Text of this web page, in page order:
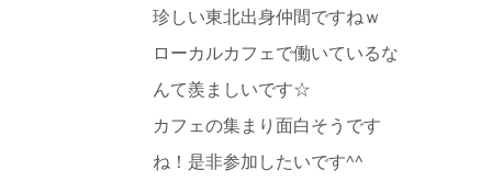
珍しい東北出身仲間ですねｗ
ローカルカフェで働いているな
んて羨ましいです☆
カフェの集まり面白そうです
ね！是非参加したいです^^